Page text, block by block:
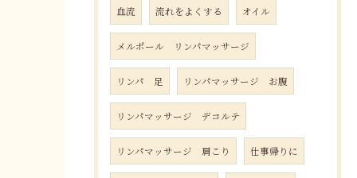
血流 流れをよくする オイル
メルポール リンパマッサージ
リンパ 足 リンパマッサージ お腹
リンパマッサージ デコルテ
リンパマッサージ 肩こり 仕事帰りに